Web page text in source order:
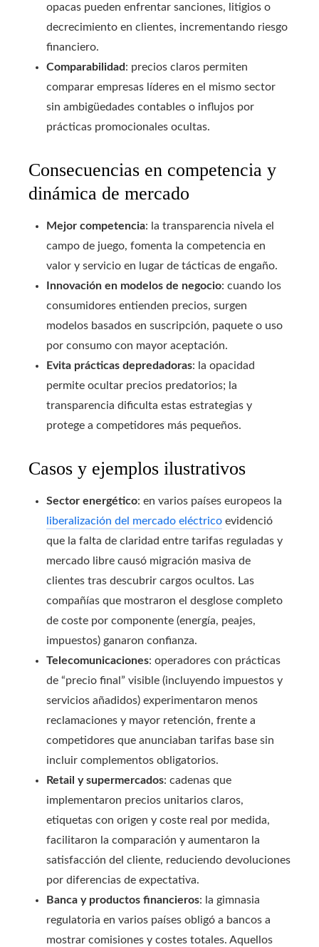
opacas pueden enfrentar sanciones, litigios o
decrecimiento en clientes, incrementando riesgo
financiero.
Comparabilidad: precios claros permiten
comparar empresas líderes en el mismo sector
sin ambigüedades contables o influjos por
prácticas promocionales ocultas.
Consecuencias en competencia y
dinámica de mercado
Mejor competencia: la transparencia nivela el
campo de juego, fomenta la competencia en
valor y servicio en lugar de tácticas de engaño.
Innovación en modelos de negocio: cuando los
consumidores entienden precios, surgen
modelos basados en suscripción, paquete o uso
por consumo con mayor aceptación.
Evita prácticas depredadoras: la opacidad
permite ocultar precios predatorios; la
transparencia dificulta estas estrategias y
protege a competidores más pequeños.
Casos y ejemplos ilustrativos
Sector energético: en varios países europeos la
liberalización del mercado eléctrico evidenció
que la falta de claridad entre tarifas reguladas y
mercado libre causó migración masiva de
clientes tras descubrir cargos ocultos. Las
compañías que mostraron el desglose completo
de coste por componente (energía, peajes,
impuestos) ganaron confianza.
Telecomunicaciones: operadores con prácticas
de “precio final” visible (incluyendo impuestos y
servicios añadidos) experimentaron menos
reclamaciones y mayor retención, frente a
competidores que anunciaban tarifas base sin
incluir complementos obligatorios.
Retail y supermercados: cadenas que
implementaron precios unitarios claros,
etiquetas con origen y coste real por medida,
facilitaron la comparación y aumentaron la
satisfacción del cliente, reduciendo devoluciones
por diferencias de expectativa.
Banca y productos financieros: la gimnasia
regulatoria en varios países obligó a bancos a
mostrar comisiones y costes totales. Aquellos